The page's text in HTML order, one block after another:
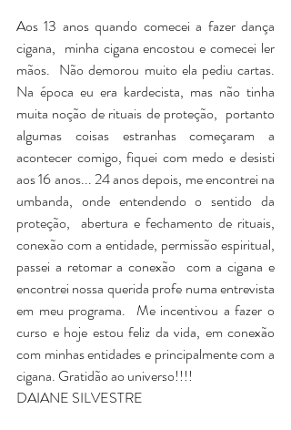
Aos 13 anos quando comecei a fazer dança
cigana,  minha cigana encostou e comecei ler
mãos.  Não demorou muito ela pediu cartas.
Na época eu era kardecista, mas não tinha
muita noção de rituais de proteção,  portanto
algumas coisas estranhas começaram a
acontecer comigo, fiquei com medo e desisti
aos 16 anos... 24 anos depois, me encontrei na
umbanda, onde entendendo o sentido da
proteção,  abertura e fechamento de rituais,
conexão com a entidade, permissão espiritual,
passei a retomar a conexão  com a cigana e
encontrei nossa querida profe numa entrevista
em meu programa.  Me incentivou a fazer o
curso e hoje estou feliz da vida, em conexão
com minhas entidades e principalmente com a
cigana. Gratidão ao universo!!!!
DAIANE SILVESTRE